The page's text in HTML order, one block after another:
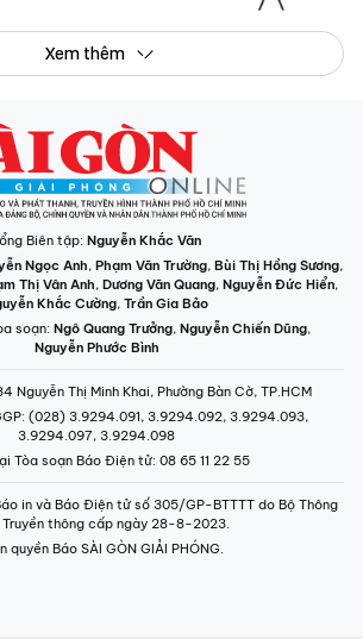
Xem thêm
Biên tập: Nguyễn Khắc Văn
Ngọc Anh, Phạm Văn Trường, Bùi Thị Hồng Sương,
Thị Vân Anh, Dương Văn Quang, Nguyễn Đức Hiển,
Khắc Cường, Trần Gia Bảo
soạn: Ngô Quang Trưởng, Nguyễn Chiến Dũng,
Nguyễn Phước Bình
Nguyễn Thị Minh Khai, Phường Bàn Cờ, TP.HCM
: (028) 3.9294.091, 3.9294.092, 3.9294.093,
3.9294.097, 3.9294.098
Tòa soạn Báo Điện tử: 08 65 11 22 55
in và Báo Điện tử số 305/GP-BTTTT do Bộ Thông
thông cấp ngày 28-8-2023.
quyền Báo SÀI GÒN GIẢI PHÓNG.